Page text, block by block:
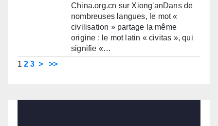
China.org.cn sur Xiong'anDans de
nombreuses langues, le mot «
civilisation » partage la même
origine : le mot latin « civitas », qui
signifie «…
1 2 3 > >>